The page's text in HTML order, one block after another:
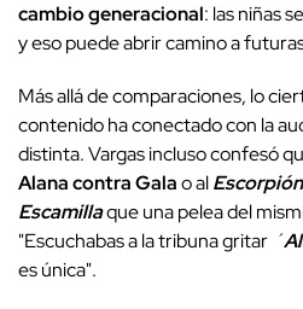
cambio generacional: las niñas
y eso puede abrir camino a
Más allá de comparaciones, lo
contenido ha conectado con la
distinta. Vargas incluso confesó
Alana contra Galao al
Escamillaque una pelea del
"Escuchabas a la tribuna gritar ´
es única".